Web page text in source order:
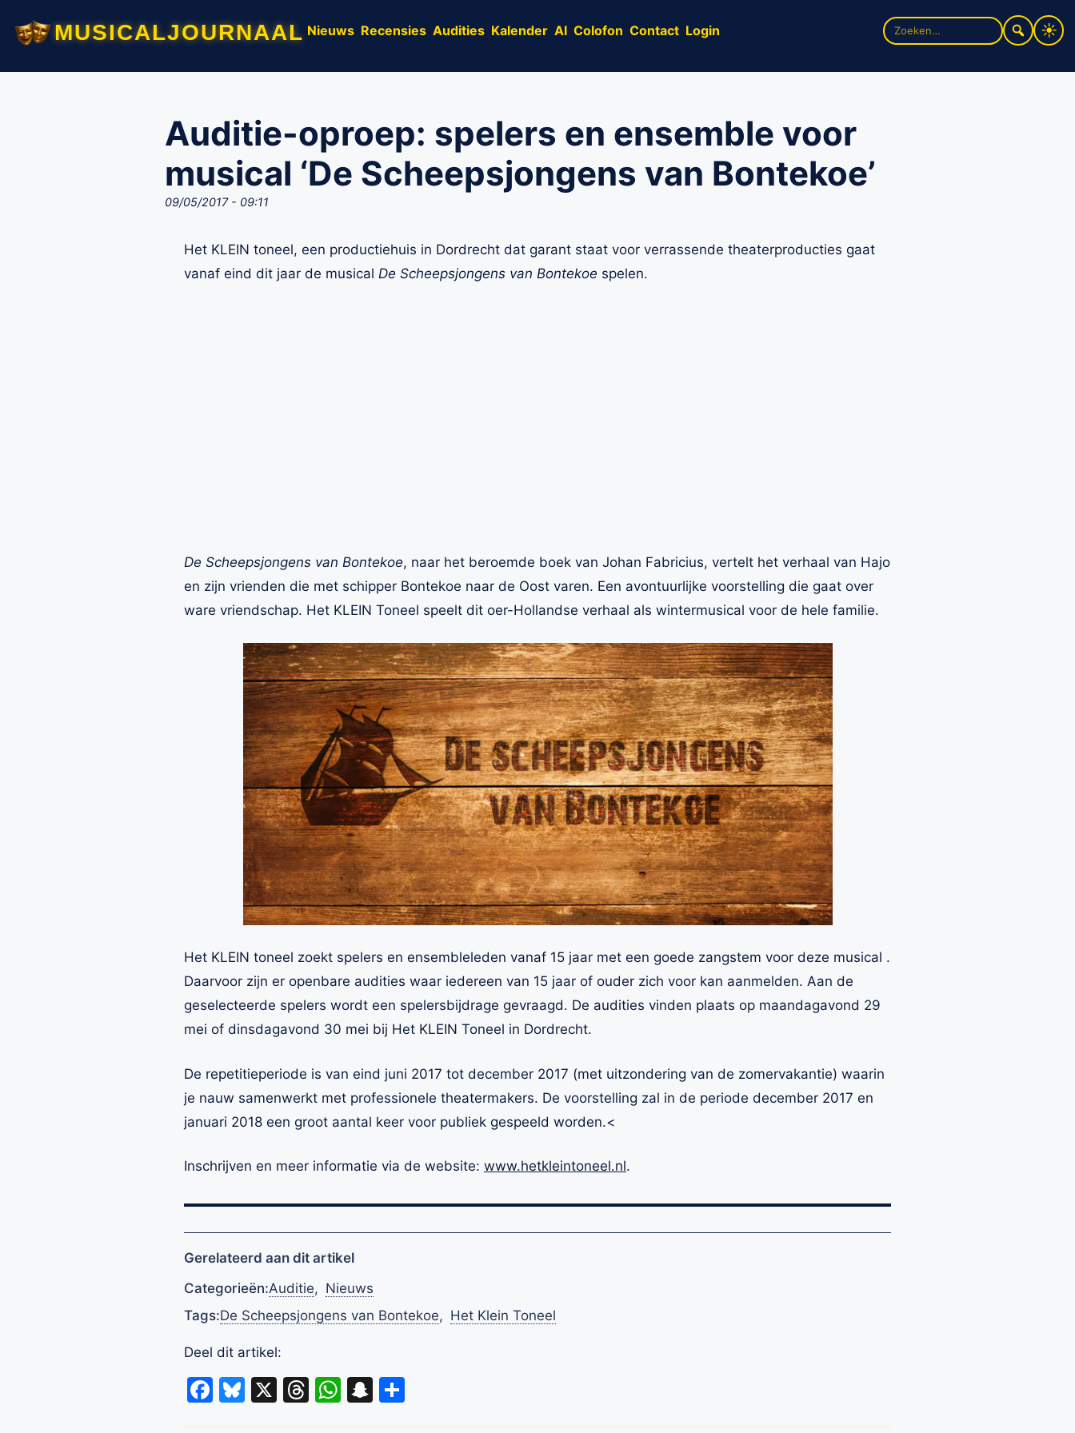
musicaljournaal Nieuws Recensies Audities Kalender AI Colofon Contact Login
Zoek
naar:
Auditie-oproep: spelers en ensemble voor
musical ‘De Scheepsjongens van Bontekoe’
09/05/2017 - 09:11
Het KLEIN toneel, een productiehuis in Dordrecht dat garant staat voor verrassende theaterproducties gaat
vanaf eind dit jaar de musical De Scheepsjongens van Bontekoe spelen.
De Scheepsjongens van Bontekoe, naar het beroemde boek van Johan Fabricius, vertelt het verhaal van Hajo
en zijn vrienden die met schipper Bontekoe naar de Oost varen. Een avontuurlijke voorstelling die gaat over
ware vriendschap. Het KLEIN Toneel speelt dit oer-Hollandse verhaal als wintermusical voor de hele familie.
Het KLEIN toneel zoekt spelers en ensembleleden vanaf 15 jaar met een goede zangstem voor deze musical .
Daarvoor zijn er openbare audities waar iedereen van 15 jaar of ouder zich voor kan aanmelden. Aan de
geselecteerde spelers wordt een spelersbijdrage gevraagd. De audities vinden plaats op maandagavond 29
mei of dinsdagavond 30 mei bij Het KLEIN Toneel in Dordrecht.
De repetitieperiode is van eind juni 2017 tot december 2017 (met uitzondering van de zomervakantie) waarin
je nauw samenwerkt met professionele theatermakers. De voorstelling zal in de periode december 2017 en
januari 2018 een groot aantal keer voor publiek gespeeld worden.<
Inschrijven en meer informatie via de website: www.hetkleintoneel.nl.
Gerelateerd aan dit artikel
Categorieën:Auditie, Nieuws
Tags:De Scheepsjongens van Bontekoe, Het Klein Toneel
Deel dit artikel:
Facebook
Bluesky
X Threads
WhatsApp
Snapchat